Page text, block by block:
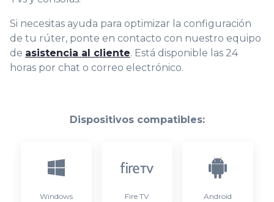
Si necesitas ayuda para optimizar la configuración
de tu rúter, ponte en contacto con nuestro equipo
de asistencia al cliente. Está disponible las 24
horas por chat o correo electrónico.
Dispositivos compatibles:
Windows Fire TV Android